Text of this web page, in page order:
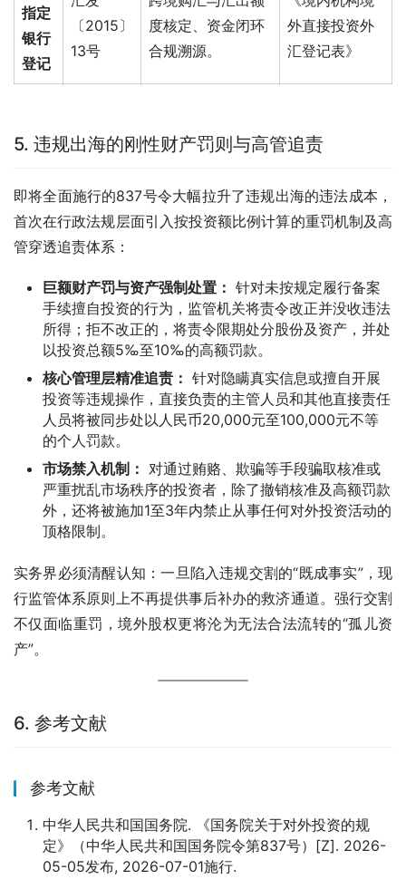
指定
银行
登记
〔2015〕
13号
度核定、资金闭环
合规溯源。
外直接投资外
汇登记表》
5. 违规出海的刚性财产罚则与高管追责
即将全面施行的837号令大幅拉升了违规出海的违法成本，
首次在行政法规层面引入按投资额比例计算的重罚机制及高
管穿透追责体系：
巨额财产罚与资产强制处置： 针对未按规定履行备案
手续擅自投资的行为，监管机关将责令改正并没收违法
所得；拒不改正的，将责令限期处分股份及资产，并处
以投资总额5‰至10‰的高额罚款。
核心管理层精准追责： 针对隐瞒真实信息或擅自开展
投资等违规操作，直接负责的主管人员和其他直接责任
人员将被同步处以人民币20,000元至100,000元不等
的个人罚款。
市场禁入机制： 对通过贿赂、欺骗等手段骗取核准或
严重扰乱市场秩序的投资者，除了撤销核准及高额罚款
外，还将被施加1至3年内禁止从事任何对外投资活动的
顶格限制。
实务界必须清醒认知：一旦陷入违规交割的“既成事实”，现
行监管体系原则上不再提供事后补办的救济通道。强行交割
不仅面临重罚，境外股权更将沦为无法合法流转的“孤儿资
产”。
6. 参考文献
参考文献
中华人民共和国国务院. 《国务院关于对外投资的规
定》（中华人民共和国国务院令第837号）[Z]. 2026-
05-05发布, 2026-07-01施行.